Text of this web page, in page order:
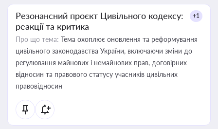
Резонансний проєкт Цивільного кодексу:
реакції та критика
+1
Про що тема: Тема охоплює оновлення та реформування
цивільного законодавства України, включаючи зміни до
регулювання майнових і немайнових прав, договірних
відносин та правового статусу учасників цивільних
правовідносин